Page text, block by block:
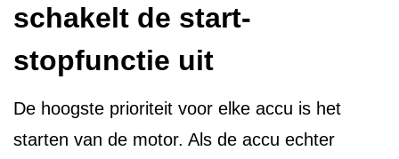
schakelt de start-
stopfunctie uit
De hoogste prioriteit voor elke accu is het
starten van de motor. Als de accu echter